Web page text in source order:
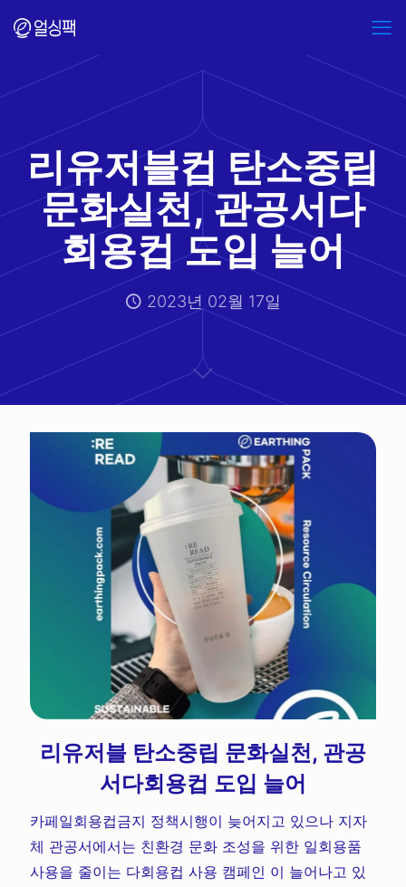
리유저블컵 탄소중립
문화실천, 관공서다
회용컵 도입 늘어
2023년 02월 17일
리유저블 탄소중립 문화실천, 관공
서다회용컵 도입 늘어
카페일회용컵금지 정책시행이 늦어지고 있으나 지자
체 관공서에서는 친환경 문화 조성을 위한 일회용품
사용을 줄이는 다회용컵 사용 캠페인 이 늘어나고 있